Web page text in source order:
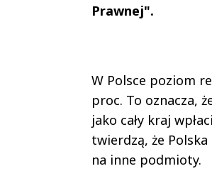
Prawnej".
W Polsce poziom
proc. To oznacza,
jako cały kraj
twierdzą, że
na inne podmioty.
Andrzej i Marta